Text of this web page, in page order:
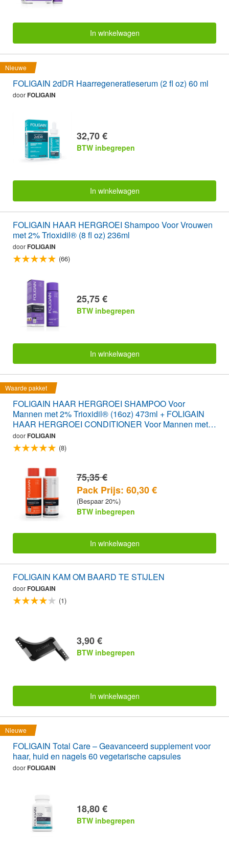
In winkelwagen
Nieuwe
FOLIGAIN 2dDR Haarregeneratieserum (2 fl oz) 60 ml
doorFOLIGAIN
32,70 €
BTW inbegrepen
In winkelwagen
FOLIGAIN HAAR HERGROEI Shampoo Voor Vrouwen
met 2% Trioxidil® (8 fl oz) 236ml
doorFOLIGAIN
(66)
25,75 €
BTW inbegrepen
In winkelwagen
Waarde pakket
FOLIGAIN HAAR HERGROEI SHAMPOO Voor
Mannen met 2% Trioxidil® (16oz) 473ml + FOLIGAIN
HAAR HERGROEI CONDITIONER Voor Mannen met
2% Trioxidil® (16oz) 473ml WAARDE PAK
doorFOLIGAIN
(8)
75,35 €
Pack Prijs: 60,30 €
(Bespaar 20%)
BTW inbegrepen
In winkelwagen
FOLIGAIN KAM OM BAARD TE STIJLEN
doorFOLIGAIN
(1)
3,90 €
BTW inbegrepen
In winkelwagen
Nieuwe
FOLIGAIN Total Care – Geavanceerd supplement voor
haar, huid en nagels 60 vegetarische capsules
doorFOLIGAIN
18,80 €
BTW inbegrepen